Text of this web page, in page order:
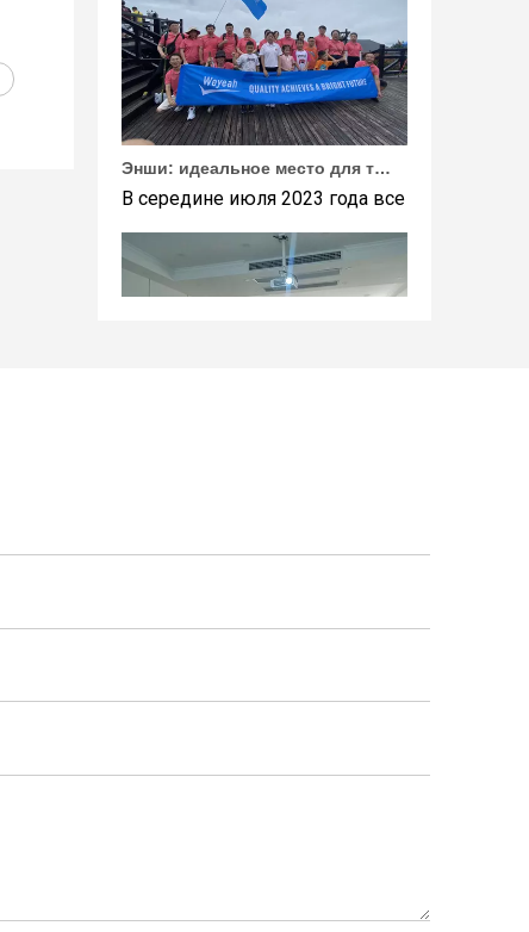
Энши: идеальное место для тимбилдинга Weyeah
В середине июля 2023 года все
20 марта 2024 года технический директор